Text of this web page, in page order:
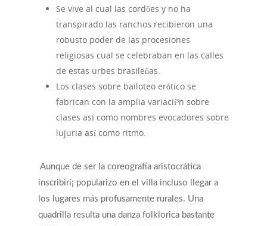
Se vive al cual las cordões y no ha
transpirado las ranchos recibieron una
robusto poder de las procesiones
religiosas cual se celebraban en las calles
de estas urbes brasileñas.
Los clases sobre bailoteo erótico se
fabrican con la amplia variacií³n sobre
clases así­ como nombres evocadores sobre
lujuria así­ como ritmo.
Aunque de ser la coreografía aristocrática
inscribirí¡ popularizo en el villa incluso llegar a
los lugares más profusamente rurales. Una
quadrilla resulta una danza folklorica bastante